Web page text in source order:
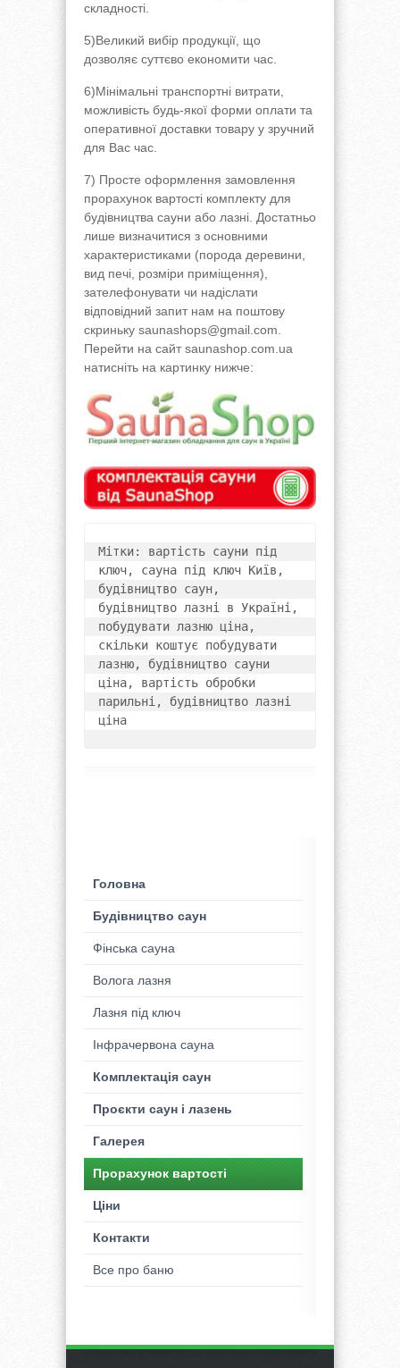
складності.
5)Великий вибір продукції, що
дозволяє суттєво економити час.
6)Мінімальні транспортні витрати,
можливість будь-якої форми оплати та
оперативної доставки товару у зручний
для Вас час.
7) Просте оформлення замовлення
прорахунок вартості комплекту для
будівництва сауни або лазні. Достатньо
лише визначитися з основними
характеристиками (порода деревини,
вид печі, розміри приміщення),
зателефонувати чи надіслати
відповідний запит нам на поштову
скриньку saunashops@gmail.com.
Перейти на сайт saunashop.com.ua
натисніть на картинку нижче:
Мітки: вартість сауни під
ключ, сауна під ключ Київ,
будівництво саун,
будівництво лазні в Україні,
побудувати лазню ціна,
скільки коштує побудувати
лазню, будівництво сауни
ціна, вартість обробки
парильні, будівництво лазні
ціна
Головна
Будівництво саун
Фінська сауна
Волога лазня
Лазня під ключ
Інфрачервона сауна
Комплектація саун
Проєкти саун і лазень
Галерея
Прорахунок вартості
Ціни
Контакти
Все про баню